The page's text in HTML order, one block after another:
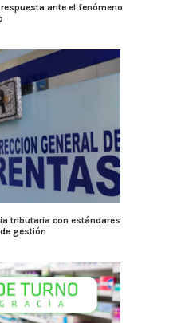
ante el fenómeno
tributaria con estándares
gestión